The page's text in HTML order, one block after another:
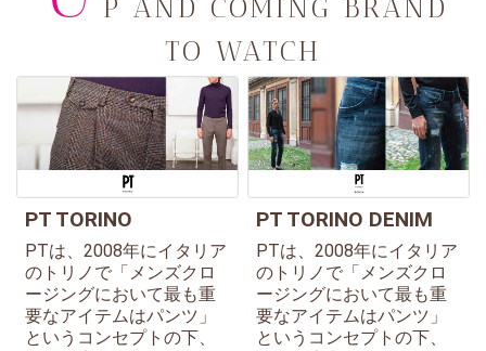
P AND COMING BRAND
TO WATCH
PT TORINO
PTは、2008年にイタリア
のトリノで「メンズクロ
ージングにおいて最も重
要なアイテムはパンツ」
というコンセプトの下、
PT TORINO DENIM
PTは、2008年にイタリア
のトリノで「メンズクロ
ージングにおいて最も重
要なアイテムはパンツ」
というコンセプトの下、